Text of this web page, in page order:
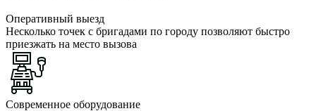
Оперативный выезд
Несколько точек с бригадами по городу позволяют быстро
приезжать на место вызова
Современное оборудование